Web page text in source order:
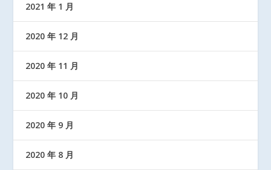
2021 年 1 月
2020 年 12 月
2020 年 11 月
2020 年 10 月
2020 年 9 月
2020 年 8 月